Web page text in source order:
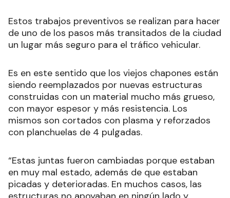
Estos trabajos preventivos se realizan para hacer
de uno de los pasos más transitados de la ciudad
un lugar más seguro para el tráfico vehicular.
Es en este sentido que los viejos chapones están
siendo reemplazados por nuevas estructuras
construidas con un material mucho más grueso,
con mayor espesor y más resistencia. Los
mismos son cortados con plasma y reforzados
con planchuelas de 4 pulgadas.
“Estas juntas fueron cambiadas porque estaban
en muy mal estado, además de que estaban
picadas y deterioradas. En muchos casos, las